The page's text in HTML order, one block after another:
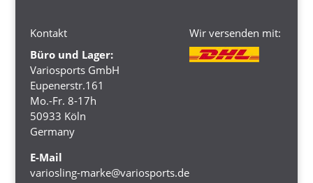
Kontakt
Büro und Lager:
Variosports GmbH
Eupenerstr.161
Mo.-Fr. 8-17h
50933 Köln
Germany
E-Mail
variosling-marke@variosports.de
Wir versenden mit: